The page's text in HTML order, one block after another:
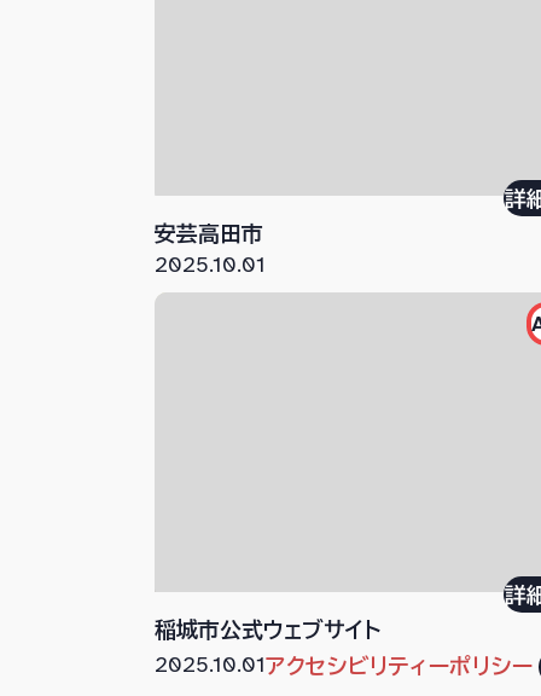
安芸高田市
詳
2025.10.01
稲城市公式ウェブサイト
詳
2025.10.01アクセシビリティーポリシー